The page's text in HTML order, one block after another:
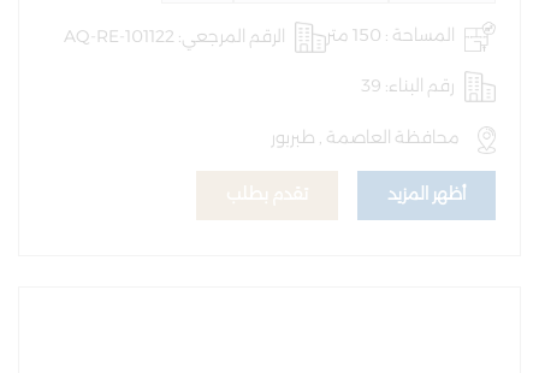
المساحة : 150 متر
الرقم المرجعي: AQ-RE-101122
رقم البناء: 39
محافظة العاصمة , طبربور
أظهر المزيد